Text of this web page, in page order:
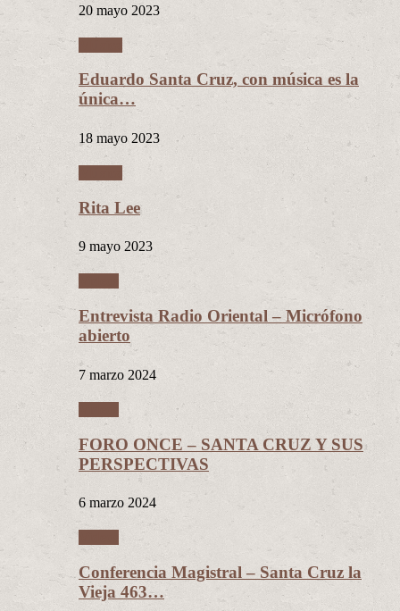
20 mayo 2023
Eduardo Santa Cruz, con música es la
única…
18 mayo 2023
Rita Lee
9 mayo 2023
Entrevista Radio Oriental – Micrófono
abierto
7 marzo 2024
FORO ONCE – SANTA CRUZ Y SUS
PERSPECTIVAS
6 marzo 2024
Conferencia Magistral – Santa Cruz la
Vieja 463…